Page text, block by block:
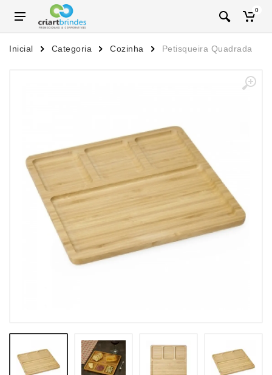
0
Inicial Categoria Cozinha Petisqueira Quadrada